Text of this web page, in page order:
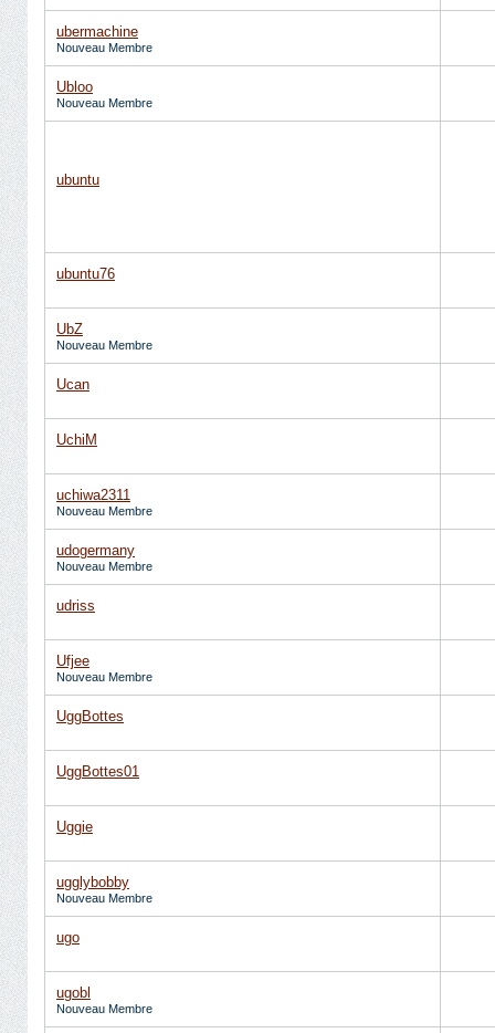
ubermachine
Nouveau Membre
Ubloo
Nouveau Membre
ubuntu
ubuntu76
UbZ
Nouveau Membre
Ucan
UchiM
uchiwa2311
Nouveau Membre
udogermany
Nouveau Membre
udriss
Ufjee
Nouveau Membre
UggBottes
UggBottes01
Uggie
ugglybobby
Nouveau Membre
ugo
ugobl
Nouveau Membre